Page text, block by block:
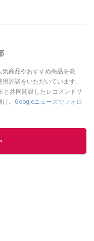
商品やおすすめ商品を発
用許諾をいただいています。
と共同開設したレコメンドサ
。 Googleニュースでフォロ
シストの他の記事を読む